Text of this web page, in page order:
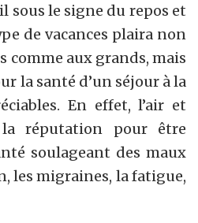
sous le signe du repos et
de vacances plaira non
comme aux grands, mais
la santé d’un séjour à la
En effet, l’air et
réputation pour être
soulageant des maux
les migraines, la fatigue,